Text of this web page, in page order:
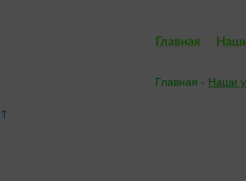
Главная
Главная - Наши
↑